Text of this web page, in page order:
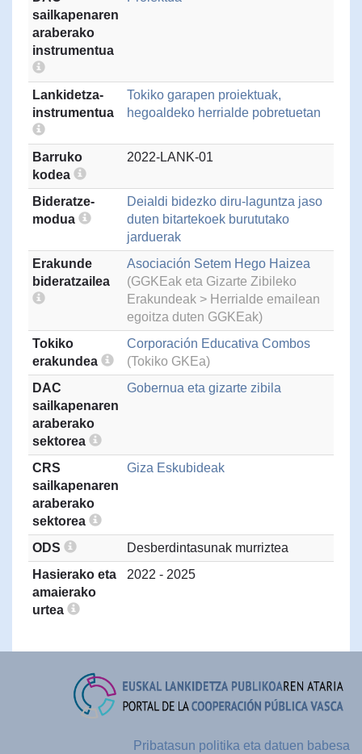
sailkapenaren
araberako
instrumentua
Lankidetza-
instrumentua
Tokiko garapen proiektuak,
hegoaldeko herrialde pobretuetan
Barruko
kodea
2022-LANK-01
Bideratze-
modua
Deialdi bidezko diru-laguntza jaso
duten bitartekoek burututako
jarduerak
Erakunde
bideratzailea
Asociación Setem Hego Haizea
(GGKEak eta Gizarte Zibileko
Erakundeak > Herrialde emailean
egoitza duten GGKEak)
Tokiko
erakundea
Corporación Educativa Combos
(Tokiko GKEa)
DAC
sailkapenaren
araberako
sektorea
Gobernua eta gizarte zibila
CRS
sailkapenaren
araberako
sektorea
Giza Eskubideak
ODS
Desberdintasunak murriztea
Hasierako eta
amaierako
urtea
2022 - 2025
Pribatasun politika eta datuen babesa